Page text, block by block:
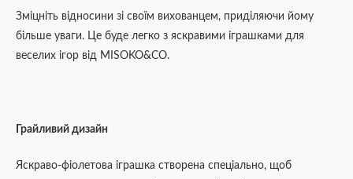
Зміцніть відносини зі своїм вихованцем, приділяючи йому
більше уваги. Це буде легко з яскравими іграшками для
веселих ігор від MISOKO&CO.
Грайливий дизайн
Яскраво-фіолетова іграшка створена спеціально, щоб